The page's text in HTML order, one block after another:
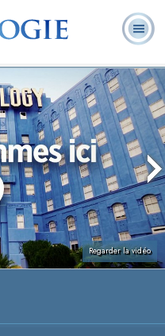
volontaires
Foire aux
questions
Livres
Regarder la vidéo